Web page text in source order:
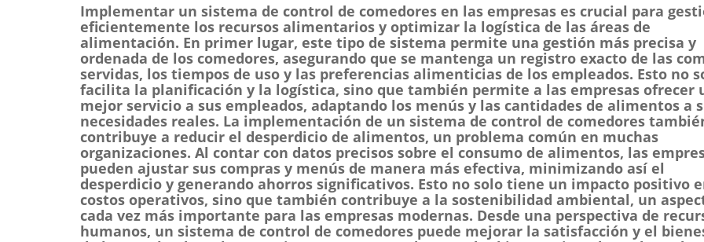
Implementar un sistema de control de comedores en las empresas es crucial para
eficientemente los recursos alimentarios y optimizar la logística de las áreas de
alimentación. En primer lugar, este tipo de sistema permite una gestión más precisa y
ordenada de los comedores, asegurando que se mantenga un registro exacto de las
servidas, los tiempos de uso y las preferencias alimenticias de los empleados. Esto no
facilita la planificación y la logística, sino que también permite a las empresas ofrecer
mejor servicio a sus empleados, adaptando los menús y las cantidades de alimentos a
necesidades reales. La implementación de un sistema de control de comedores
contribuye a reducir el desperdicio de alimentos, un problema común en muchas
organizaciones. Al contar con datos precisos sobre el consumo de alimentos, las
pueden ajustar sus compras y menús de manera más efectiva, minimizando así el
desperdicio y generando ahorros significativos. Esto no solo tiene un impacto positivo
costos operativos, sino que también contribuye a la sostenibilidad ambiental, un
cada vez más importante para las empresas modernas. Desde una perspectiva de
humanos, un sistema de control de comedores puede mejorar la satisfacción y el